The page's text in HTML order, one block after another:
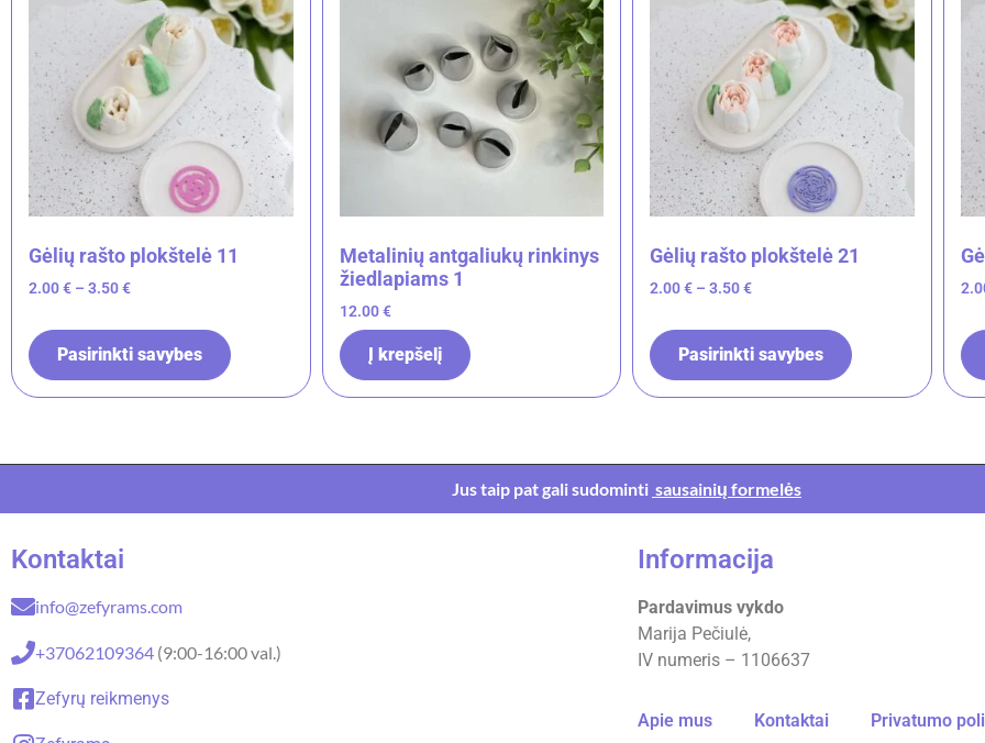
Gėlių rašto plokštelė 11
2.00€ – 3.50€
Pasirinkti savybes
Metalinių antgaliukų rinkinys
žiedlapiams 1
12.00€
Į krepšelį
Gėlių rašto plokštelė 21
2.00€ – 3.50€
Pasirinkti savybes
Jus taip pat gali sudominti sausainių formelės
Kontaktai
info@zefyrams.com
+37062109364 (9:00-16:00 val.)
Zefyrų reikmenys
Informacija
Pardavimus vykdo
Marija Pečiulė,
IV numeris – 1106637
Apie mus Kontaktai Privatumo